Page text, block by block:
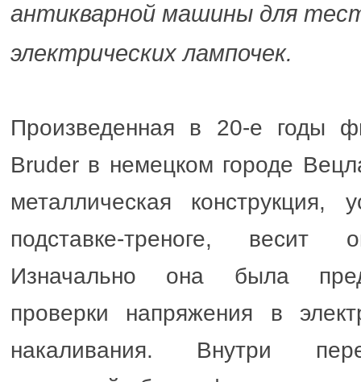
антикварной машины для
электрических лампочек.
Произведенная в 20-е годы
Bruder в немецком городе
металлическая конструкция,
подставке-треноге,
Изначально она была
проверки напряжения в
накаливания. Внутри